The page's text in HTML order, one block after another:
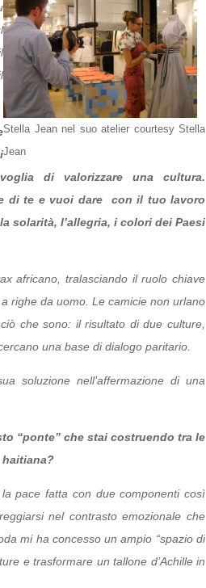
Stella Jean nel suo atelier courtesy Stella
Jean
di valorizzare una cultura.
di te e vuoi dare con il tuo lavoro
solarità, l’allegria, i colori dei Paesi
africano, tralasciando il ruolo chiave
righe da uomo. Le camicie non urlano
che sono: il risultato di due culture,
una base di dialogo paritario.
soluzione nell’affermazione di una
“ponte” che stai costruendo tra le
haitiana?
pace fatta con due componenti così
nel contrasto emozionale che
mi ha concesso un ampio “spazio di
e trasformare un tallone d’Achille in